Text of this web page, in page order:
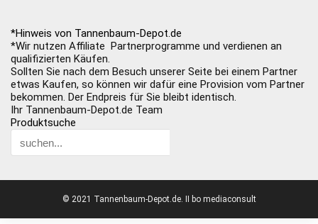
*Hinweis von Tannenbaum-Depot.de
*Wir nutzen Affiliate Partnerprogramme und verdienen an
qualifizierten Käufen.
Sollten Sie nach dem Besuch unserer Seite bei einem Partner
etwas Kaufen, so können wir dafür eine Provision vom Partner
bekommen. Der Endpreis für Sie bleibt identisch.
Ihr Tannenbaum-Depot.de Team
Produktsuche
© 2021 Tannenbaum-Depot.de. II bo mediaconsult